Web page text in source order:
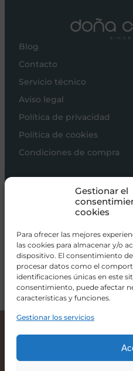
Gestionar el
cookies
Para ofrecer las mejores
las cookies para almacenar y/o
dispositivo. El consentimiento
procesar datos como el
identificaciones únicas en este
consentimiento, puede afectar
características y funciones.
Gestionar los servicios
585,00€
Blog
Contacto
Servicio técnico
Aviso legal
Política de privacidad
Política de cookies
Condiciones de compra
Carros de bebé
Sillas de paseo
Alimentación
Hogar
Viajar
info@donacoletas.com
+34 91 626 62 75
Accesorios para bebés en